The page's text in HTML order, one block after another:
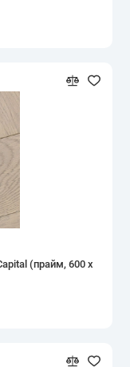
(прайм, 600 х